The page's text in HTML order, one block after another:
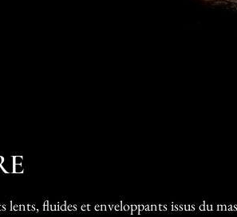
lents, fluides et enveloppants issus du